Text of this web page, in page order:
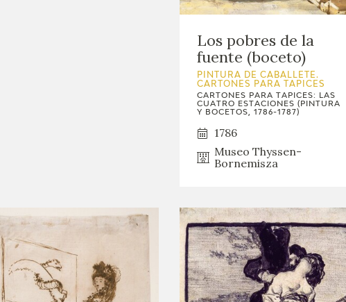
Los pobres de la
fuente (boceto)
PINTURA DE CABALLETE.
CARTONES PARA TAPICES
CARTONES PARA TAPICES: LAS
CUATRO ESTACIONES (PINTURA
Y BOCETOS, 1786-1787)
1786
Museo Thyssen-
Bornemisza